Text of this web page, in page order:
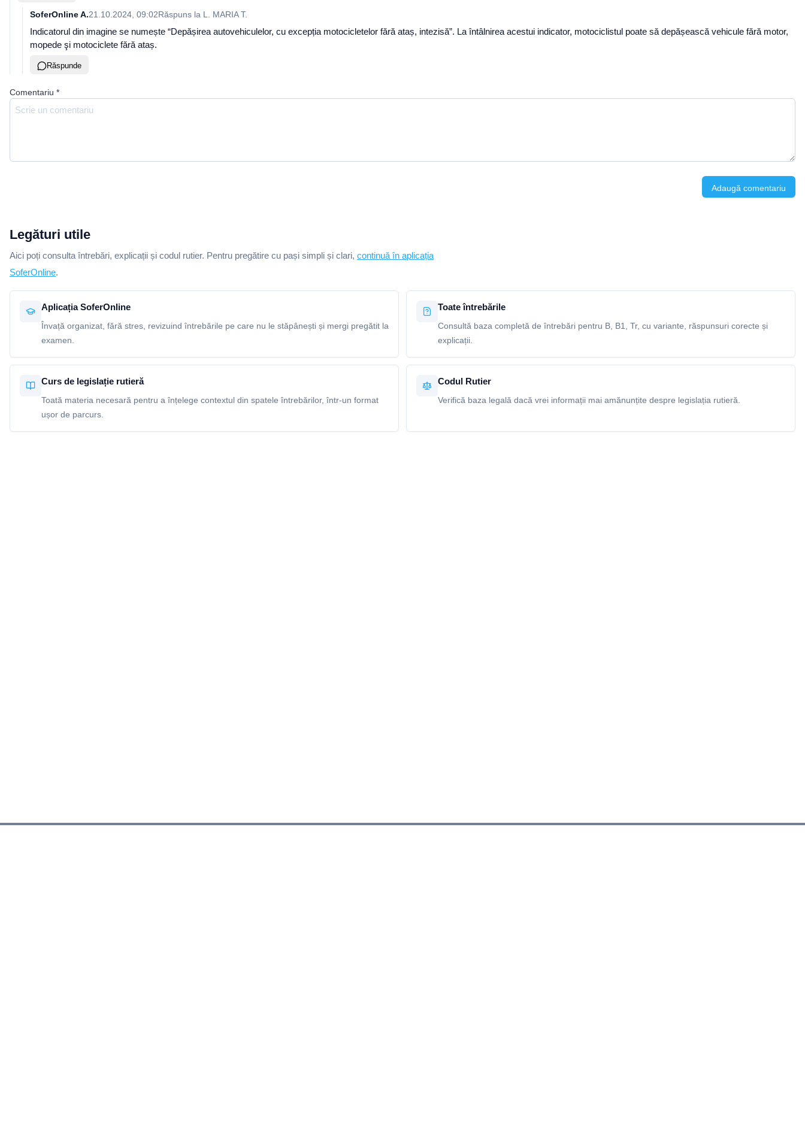
SoferOnline A.21.10.2024, 09:02Răspuns la L. MARIA T.
Indicatorul din imagine se numește “Depășirea autovehiculelor, cu excepția motocicletelor fără ataș, intezisă”. La întâlnirea acestui indicator, motociclistul poate să depășească vehicule fără motor,
mopede şi motociclete fără ataș.
Răspunde
Comentariu *
Adaugă comentariu
Legături utile
Aici poți consulta întrebări, explicații și codul rutier. Pentru pregătire cu pași simpli și clari, continuă în aplicația
SoferOnline.
Aplicația SoferOnline
Învață organizat, fără stres, revizuind întrebările pe care nu le stăpânești și mergi pregătit la
examen.
Toate întrebările
Consultă baza completă de întrebări pentru B, B1, Tr, cu variante, răspunsuri corecte și
explicații.
Curs de legislație rutieră
Toată materia necesară pentru a înțelege contextul din spatele întrebărilor, într-un format
ușor de parcurs.
Codul Rutier
Verifică baza legală dacă vrei informații mai amănunțite despre legislația rutieră.